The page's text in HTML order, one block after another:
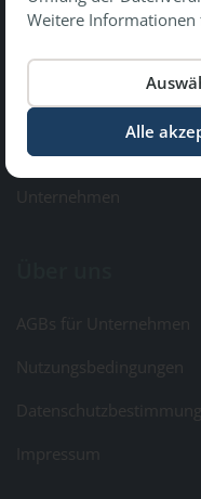
All Rights Reserved
Informationen
Kontakt & Feedback
Unternehmen
AGBs für Unternehmen
Nutzungsbedingungen
Impressum
Weitere